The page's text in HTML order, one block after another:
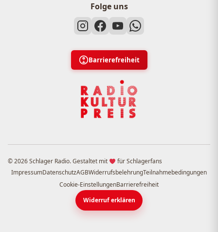
Folge uns
Barrierefreiheit
© 2026 Schlager Radio. Gestaltet mit
für Schlagerfans
ImpressumDatenschutzAGBWiderrufsbelehrungTeilnahmebedingungen
Cookie-EinstellungenBarrierefreiheit
Widerruf erklären